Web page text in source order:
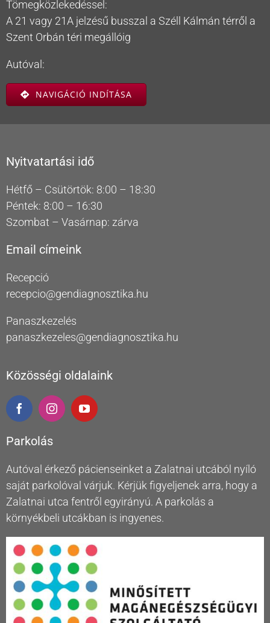
Tömegközlekedéssel:
A 21 vagy 21A jelzésű busszal a Széll Kálmán térről a
Szent Orbán téri megállóig
Autóval:
NAVIGÁCIÓ INDÍTÁSA
Nyitvatartási idő
Hétfő – Csütörtök: 8:00 – 18:30
Péntek: 8:00 – 16:30
Szombat – Vasárnap: zárva
Email címeink
Recepció
recepcio@gendiagnosztika.hu
Panaszkezelés
panaszkezeles@gendiagnosztika.hu
Közösségi oldalaink
Parkolás
Autóval érkező pácienseinket a Zalatnai utcából nyíló
saját parkolóval várjuk. Kérjük figyeljenek arra, hogy a
Zalatnai utca fentről egyirányú. A parkolás a
környékbeli utcákban is ingyenes.